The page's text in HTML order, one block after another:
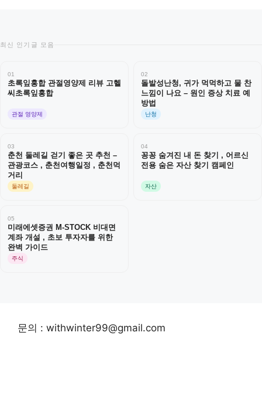
최신 인기글 모음
01
초록잎홍합 관절영양제 리뷰 고헬
씨초록잎홍합
관절 영양제
02
돌발성난청, 귀가 먹먹하고 물 찬
느낌이 나요 – 원인 증상 치료 예
방법
난청
03
춘천 둘레길 걷기 좋은 곳 추천 –
관광코스 , 춘천여행일정 , 춘천먹
거리
둘레길
04
꽁꽁 숨겨진 내 돈 찾기 , 어르신
전용 숨은 자산 찾기 캠페인
자산
05
미래에셋증권 M-STOCK 비대면
계좌 개설 , 초보 투자자를 위한
완벽 가이드
주식
문의 : withwinter99@gmail.com